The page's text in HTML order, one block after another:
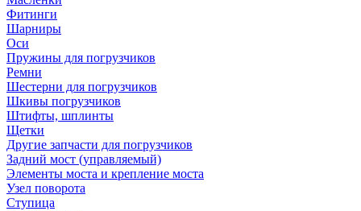
Фитинги
Шарниры
Оси
Пружины для погрузчиков
Ремни
Шестерни для погрузчиков
Шкивы погрузчиков
Штифты, шплинты
Щетки
Другие запчасти для погрузчиков
Задний мост (управляемый)
Элементы моста и крепление моста
Узел поворота
Ступица